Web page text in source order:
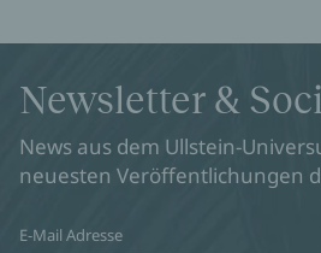
Newsletter &
News aus dem Ullstein-
neuesten Veröffentlichungen
E-Mail Adresse